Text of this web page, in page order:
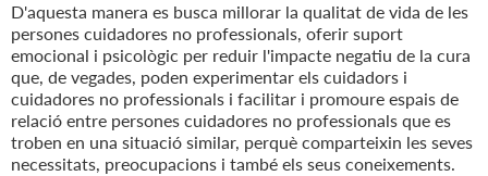
D'aquesta manera es busca millorar la qualitat de vida de les
persones cuidadores no professionals, oferir suport
emocional i psicològic per reduir l'impacte negatiu de la cura
que, de vegades, poden experimentar els cuidadors i
cuidadores no professionals i facilitar i promoure espais de
relació entre persones cuidadores no professionals que es
troben en una situació similar, perquè comparteixin les seves
necessitats, preocupacions i també els seus coneixements.